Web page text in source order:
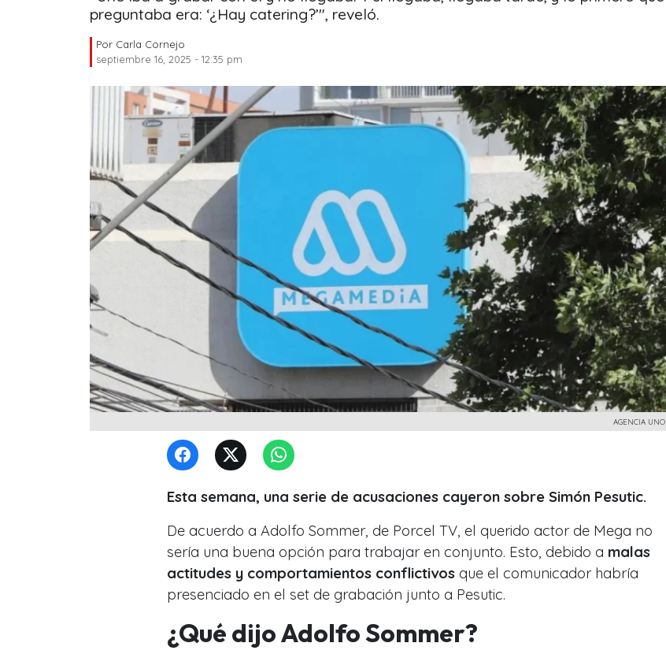
preguntaba era: ‘¿Hay catering?’", reveló.
Por Carla Cornejo
septiembre 16, 2025 - 12:35 pm
AGENCIA UNO
Esta semana, una serie de acusaciones cayeron sobre Simón Pesutic.
De acuerdo a Adolfo Sommer, de Porcel TV, el querido actor de Mega no
sería una buena opción para trabajar en conjunto. Esto, debido a malas
actitudes y comportamientos conflictivos que el comunicador habría
presenciado en el set de grabación junto a Pesutic.
¿Qué dijo Adolfo Sommer?